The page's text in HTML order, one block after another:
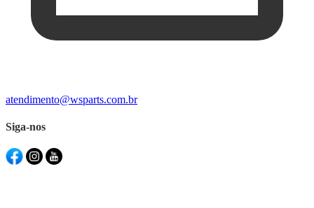
atendimento@wsparts.com.br
Siga-nos